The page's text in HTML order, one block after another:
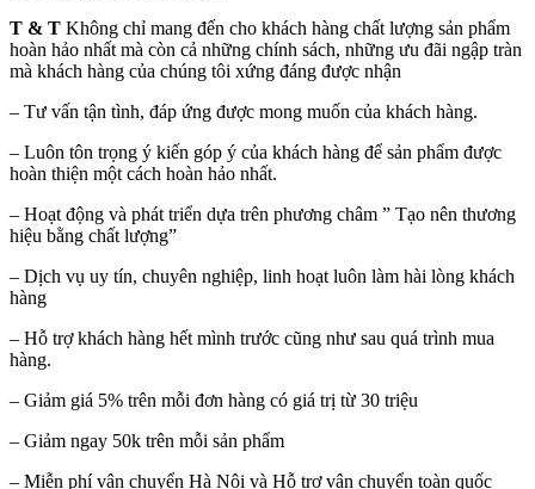
T & T Không chỉ mang đến cho khách hàng chất lượng sản phẩm
hoàn hảo nhất mà còn cả những chính sách, những ưu đãi ngập tràn
mà khách hàng của chúng tôi xứng đáng được nhận
– Tư vấn tận tình, đáp ứng được mong muốn của khách hàng.
– Luôn tôn trọng ý kiến góp ý của khách hàng để sản phẩm được
hoàn thiện một cách hoàn hảo nhất.
– Hoạt động và phát triển dựa trên phương châm ” Tạo nên thương
hiệu bằng chất lượng”
– Dịch vụ uy tín, chuyên nghiệp, linh hoạt luôn làm hài lòng khách
hàng
– Hỗ trợ khách hàng hết mình trước cũng như sau quá trình mua
hàng.
– Giảm giá 5% trên mỗi đơn hàng có giá trị từ 30 triệu
– Giảm ngay 50k trên mỗi sản phẩm
– Miễn phí vận chuyển Hà Nội và Hỗ trợ vận chuyển toàn quốc